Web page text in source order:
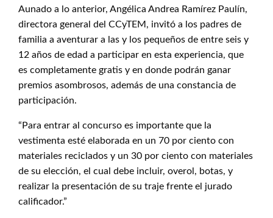
Aunado a lo anterior, Angélica Andrea Ramírez Paulín,
directora general del CCyTEM, invitó a los padres de
familia a aventurar a las y los pequeños de entre seis y
12 años de edad a participar en esta experiencia, que
es completamente gratis y en donde podrán ganar
premios asombrosos, además de una constancia de
participación.
“Para entrar al concurso es importante que la
vestimenta esté elaborada en un 70 por ciento con
materiales reciclados y un 30 por ciento con materiales
de su elección, el cual debe incluir, overol, botas, y
realizar la presentación de su traje frente el jurado
calificador.”